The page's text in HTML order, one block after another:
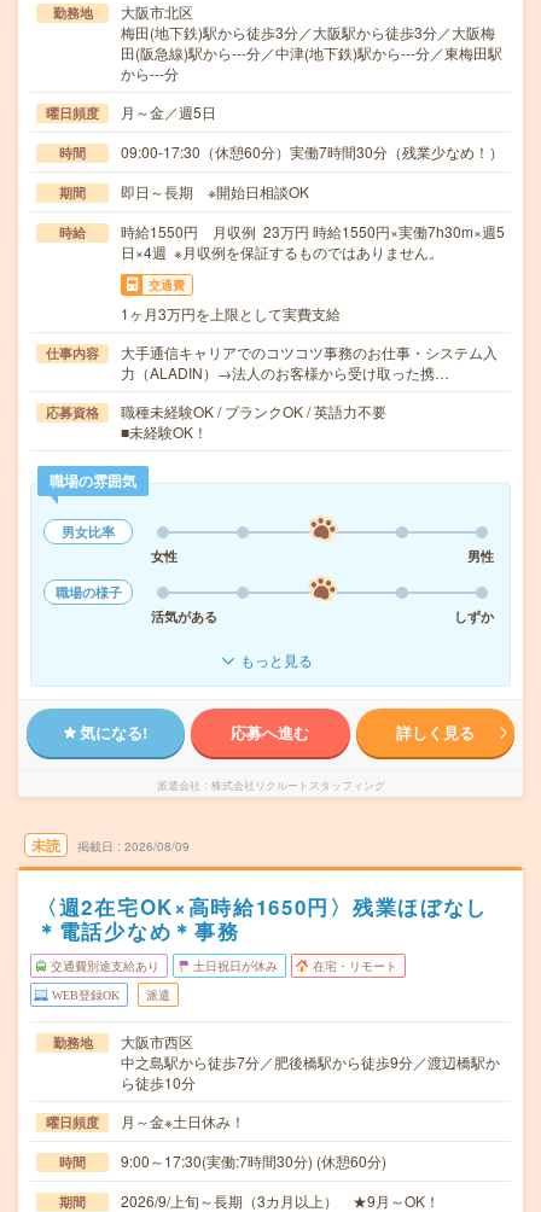
勤務地
大阪市北区
梅田(地下鉄)駅から徒歩3分／大阪駅から徒歩3分／大阪梅
田(阪急線)駅から---分／中津(地下鉄)駅から---分／東梅田駅
から---分
曜日頻度 月～金／週5日
時間 09:00-17:30（休憩60分）実働7時間30分（残業少なめ！）
期間 即日～長期 ※開始日相談OK
時給
時給1550円 月収例 23万円 時給1550円×実働7h30m×週5
日×4週 ※月収例を保証するものではありません。
交通費
1ヶ月3万円を上限として実費支給
仕事内容
大手通信キャリアでのコツコツ事務のお仕事・システム入
力（ALADIN）→法人のお客様から受け取った携…
応募資格
職種未経験OK / ブランクOK / 英語力不要
■未経験OK！
職場の雰囲気
男女比率
女性
男性
職場の様子
活気がある
しずか
もっと見る
気になる! 応募へ進む 詳しく見る
派遣会社 株式会社リクルートスタッフィング
未読 掲載日 2026/08/09
〈週2在宅OK×高時給1650円〉残業ほぼなし
＊電話少なめ＊事務
交通費別途支給あり 土日祝日が休み 在宅・リモート
WEB登録OK 派遣
勤務地
大阪市西区
中之島駅から徒歩7分／肥後橋駅から徒歩9分／渡辺橋駅か
ら徒歩10分
曜日頻度 月～金※土日休み！
時間 9:00～17:30(実働:7時間30分) (休憩60分)
期間 2026/9/上旬～長期（3カ月以上） ★9月～OK！